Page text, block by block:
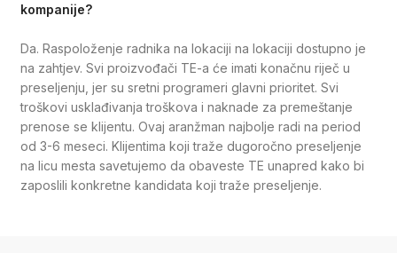
kompanije?
Da. Raspoloženje radnika na lokaciji na lokaciji dostupno je
na zahtjev. Svi proizvođači TE-a će imati konačnu riječ u
preseljenju, jer su sretni programeri glavni prioritet. Svi
troškovi usklađivanja troškova i naknade za premeštanje
prenose se klijentu. Ovaj aranžman najbolje radi na period
od 3-6 meseci. Klijentima koji traže dugoročno preseljenje
na licu mesta savetujemo da obaveste TE unapred kako bi
zaposlili konkretne kandidata koji traže preseljenje.